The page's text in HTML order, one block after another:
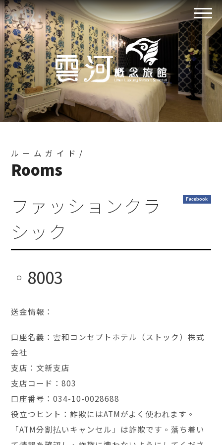
ルームガイド/
Rooms
Facebook
ファッションクラ
シック
8003
送金情報：
口座名義：雲和コンセプトホテル（ストック）株式
会社
支店：文新支店
支店コード：803
口座番号：034-10-0028688
役立つヒント：詐欺にはATMがよく使われます。
「ATM分割払いキャンセル」は詐欺です。落ち着い